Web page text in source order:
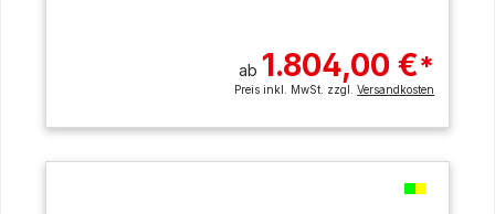
ab 1.804,00 €*
Preis inkl. MwSt. zzgl.Versandkosten